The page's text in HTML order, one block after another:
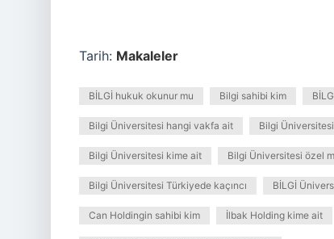
Tarih: Makaleler
BİLGİ hukuk okunur mu Bilgi sahibi kim
Bilgi Üniversitesi hangi vakfa ait Bilgi
Bilgi Üniversitesi kime ait Bilgi Üniversitesi özel
Bilgi Üniversitesi Türkiyede kaçıncı BİLGİ
Can Holdingin sahibi kim İlbak Holding kime ait